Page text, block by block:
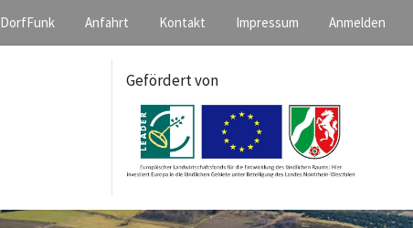
DorfFunk Anfahrt Kontakt Impressum Anmelden
Gefördert von